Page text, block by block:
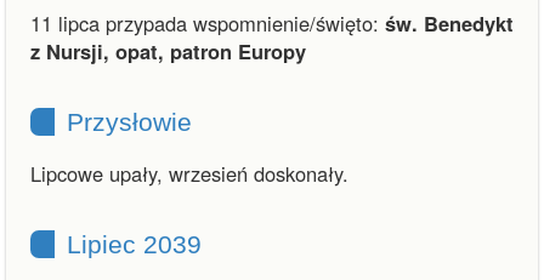
11 lipca przypada wspomnienie/święto: św. Benedykt
z Nursji, opat, patron Europy
Przysłowie
Lipcowe upały, wrzesień doskonały.
Lipiec 2039